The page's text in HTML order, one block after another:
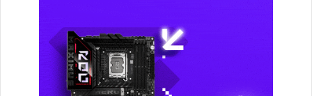
هزینه توسعۀ این اپلیکیشن‌ها کمتر است و درواقع ترکیبی از
سه فناوری اصلی وب یعنی HTML، CSS و جاوا اسکریپت